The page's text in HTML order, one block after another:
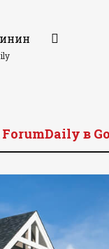
в